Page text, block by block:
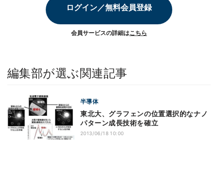
ログイン／無料会員登録
会員サービスの詳細はこちら
編集部が選ぶ関連記事
半導体
東北大、グラフェンの位置選択的なナノ
パターン成長技術を確立
2013/06/18 10:00